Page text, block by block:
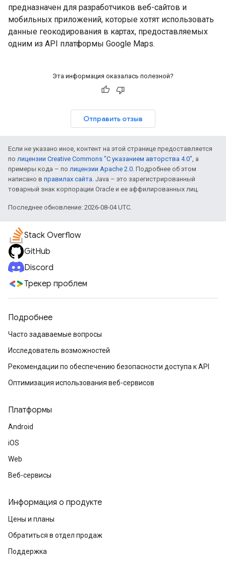
предназначен для разработчиков веб-сайтов и
мобильных приложений, которые хотят использовать
данные геокодирования в картах, предоставляемых
одним из API платформы Google Maps.
Эта информация оказалась полезной?
Отправить отзыв
Если не указано иное, контент на этой странице предоставляется
по лицензии Creative Commons "С указанием авторства 4.0", а
примеры кода – по лицензии Apache 2.0. Подробнее об этом
написано в правилах сайта. Java – это зарегистрированный
товарный знак корпорации Oracle и ее аффилированных лиц.
Последнее обновление: 2026-08-04 UTC.
Stack Overflow
GitHub
Discord
Трекер проблем
Подробнее
Часто задаваемые вопросы
Исследователь возможностей
Рекомендации по обеспечению безопасности доступа к API
Оптимизация использования веб-сервисов
Платформы
Android
iOS
Web
Веб-сервисы
Информация о продукте
Цены и планы
Обратиться в отдел продаж
Поддержка